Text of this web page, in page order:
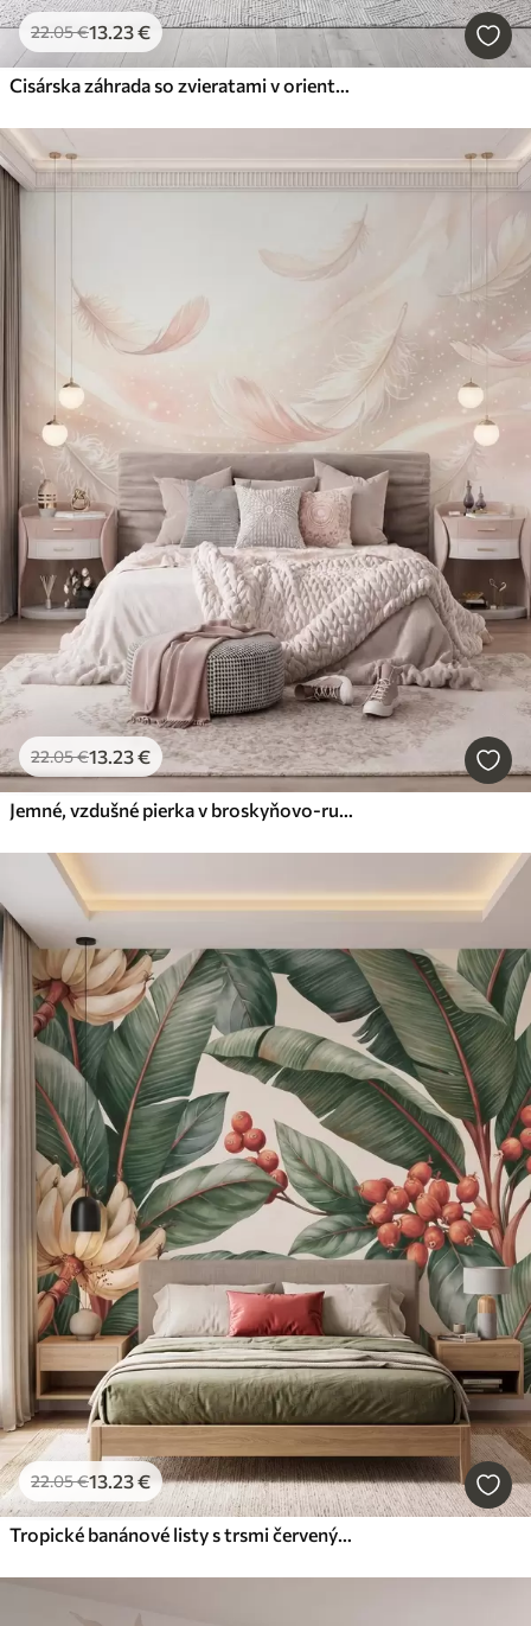
22.05€13 .23€
22.05€13 .23€
22.05€13 .23€